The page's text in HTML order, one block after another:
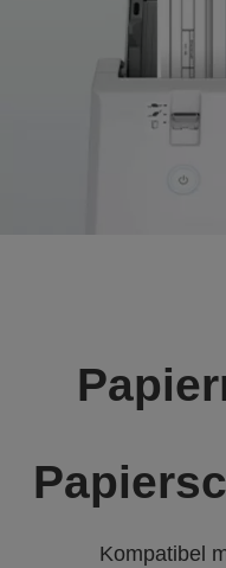
Kompatibel